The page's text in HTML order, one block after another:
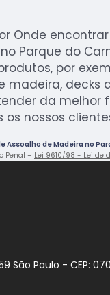
Onde
Parque do
por
madeira, decks
da melhor
nossos
Assoalho de Madeira no
Penal – Lei 9610/98 - Lei de
São Paulo - CEP: